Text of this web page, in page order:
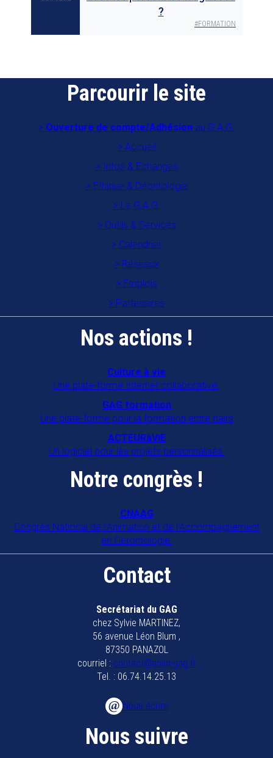
?
#FORMATION
Parcourir le site
Ouverture de compte/Adhésion au G.A.G.
Accueil
Infos & Echanges
Ethique & Déontologie
Le G.A.G.
Outils & Services
Calendrier
Réseaux
Emplois
Partenaires
Nos actions !
Culture à vie
Une plate-forme Internet collaborative.
GAG formation
Une plate-forme pour la formation entre pairs
ACTEURàVIE
Un logiciel pour les projets personnalisés.
Notre congrès !
CNAAG
Congrès National de l'Animation et de l'Accompagnement
en Gérontologie.
Contact
Secrétariat du GAG
chez Sylvie MARTINEZ,
56 avenue Léon Blum ,
87350 PANAZOL
courriel : contact@anim-gag.fr
Tel. : 06.74.14.25.13
Nous écrire
Nous suivre